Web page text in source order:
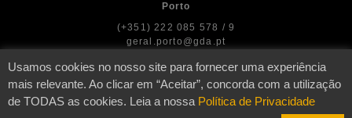
Porto
(+351) 222 085 578 / 9
geral.porto@gda.pt
Usamos cookies no nosso site para fornecer uma experiência
mais relevante. Ao clicar em “Aceitar”, concorda com a utilização
de TODAS as cookies. Leia a nossa Política de Privacidade